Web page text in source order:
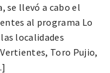
se llevó a cabo el
al programa Lo
localidades
Toro Pujio,